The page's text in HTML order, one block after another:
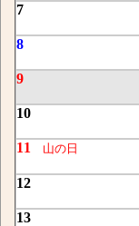
7
8
9
10
11 山の日
12
13